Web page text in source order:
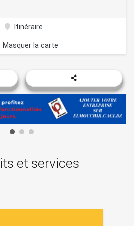
Itinéraire
Masquer la carte
et services